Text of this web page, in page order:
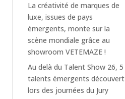
La créativité de marques de
luxe, issues de pays
émergents, monte sur la
scène mondiale grâce au
showroom VETEMAZE !
Au delà du Talent Show 26, 5
talents émergents découvert
lors des journées du Jury